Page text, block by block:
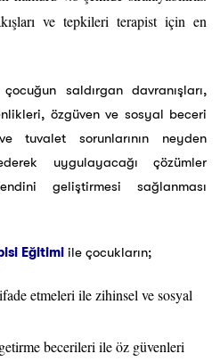
ve tepkileri terapist için en
saldırgan davranışları,
özgüven ve sosyal beceri
tuvalet sorunlarının neyden
uygulayacağı çözümler
geliştirmesi sağlanması
Eğitimi ile çocukların;
etmeleri ile zihinsel ve sosyal
becerileri ile öz güvenleri